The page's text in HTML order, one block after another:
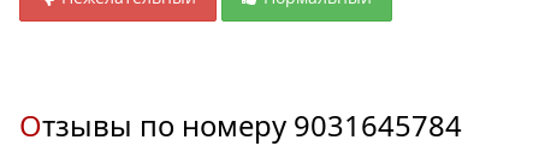
Отзывы по номеру 9031645784